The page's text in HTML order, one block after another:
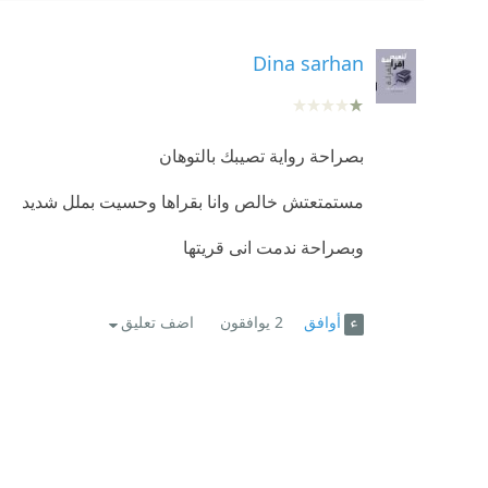
Dina sarhan
بصراحة رواية تصيبك بالتوهان
مستمتعتش خالص وانا بقراها وحسيت بملل شديد
وبصراحة ندمت انى قريتها
أوافق 2 يوافقون اضف تعليق